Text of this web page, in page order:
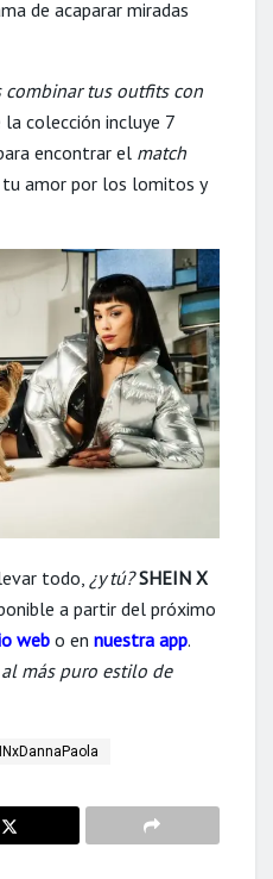
de acaparar miradas
combinar tus outfits con
la colección incluye 7
encontrar el match
amor por los lomitos y
todo, ¿y tú? SHEIN X
a partir del próximo
web o en nuestra app.
más puro estilo de